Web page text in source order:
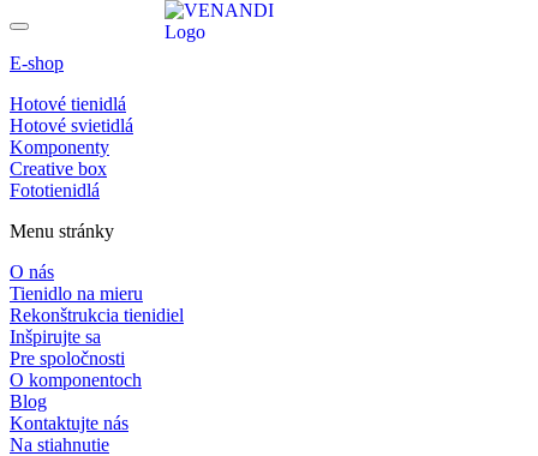
E-shop
Hotové tienidlá
Hotové svietidlá
Komponenty
Creative box
Fototienidlá
Menu stránky
O nás
Tienidlo na mieru
Rekonštrukcia tienidiel
Inšpirujte sa
Pre spoločnosti
O komponentoch
Blog
Kontaktujte nás
Na stiahnutie